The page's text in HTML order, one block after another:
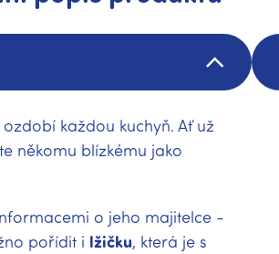
ozdobí každou kuchyň. Ať už
někomu blízkému jako
o jeho majitelce -
pořídit i lžičku, která je s